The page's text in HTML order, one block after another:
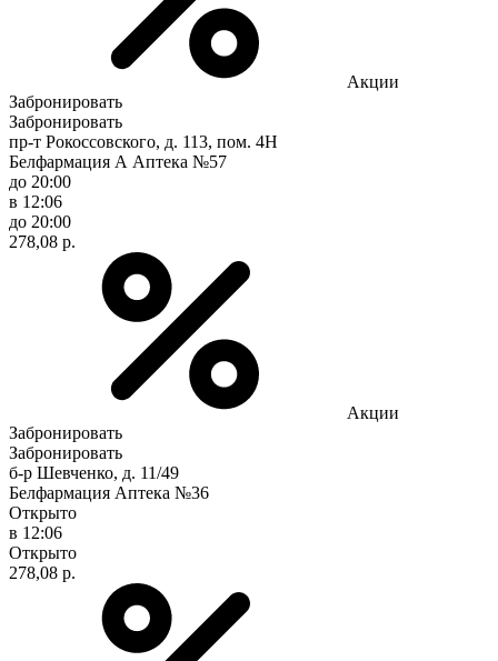
Акции
Забронировать
Забронировать
пр-т Рокоссовского, д. 113, пом. 4Н
Белфармация А Аптека №57
до 20:00
в 12:06
до 20:00
278,08 р.
Акции
Забронировать
Забронировать
б-р Шевченко, д. 11/49
Белфармация Аптека №36
Открыто
в 12:06
Открыто
278,08 р.